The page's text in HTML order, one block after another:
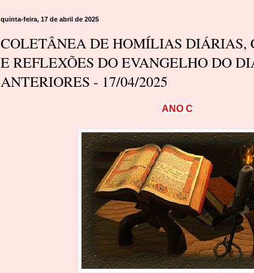
quinta-feira, 17 de abril de 2025
COLETÂNEA DE HOMÍLIAS DIÁRIAS,
E REFLEXÕES DO EVANGELHO DO
ANTERIORES - 17/04/2025
A NO C